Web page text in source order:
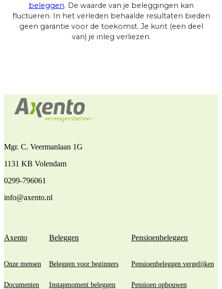
beleggen. De waarde van je beleggingen kan
fluctueren. In het verleden behaalde resultaten bieden
geen garantie voor de toekomst. Je kunt (een deel
van) je inleg verliezen.
Mgr. C. Veermanlaan 1G
1131 KB Volendam
0299-796061
info@axento.nl
Axento
Onze mensen
Documenten
Beleggen
Beleggen voor beginners
Instapmoment beleggen
Pensioenbeleggen
Pensioenbeleggen vergelijken
Pensioen opbouwen